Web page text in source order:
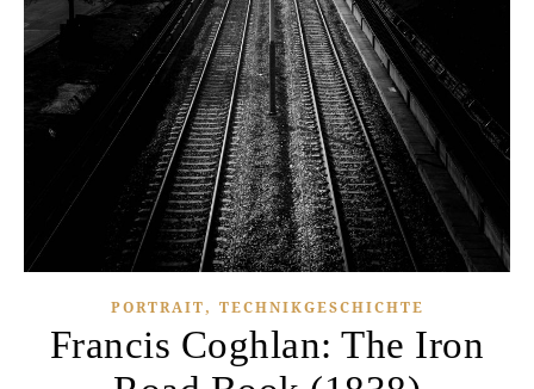
PORTRAIT, TECHNIKGESCHICHTE
Francis Coghlan: The Iron